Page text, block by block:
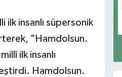
ilk insanlı süpersonik
"Hamdolsun.
ilk insanlı
Hamdolsun.